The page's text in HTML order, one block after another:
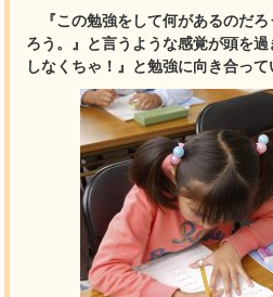
『この勉強をして何があるのだ
ろう。』と言うような感覚が頭を
しなくちゃ！』と勉強に向き合って